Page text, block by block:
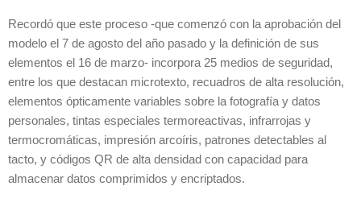
Recordó que este proceso -que comenzó con la aprobación del
modelo el 7 de agosto del año pasado y la definición de sus
elementos el 16 de marzo- incorpora 25 medios de seguridad,
entre los que destacan microtexto, recuadros de alta resolución,
elementos ópticamente variables sobre la fotografía y datos
personales, tintas especiales termoreactivas, infrarrojas y
termocromáticas, impresión arcoíris, patrones detectables al
tacto, y códigos QR de alta densidad con capacidad para
almacenar datos comprimidos y encriptados.